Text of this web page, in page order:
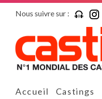
Nous suivre sur :
Accueil Castings